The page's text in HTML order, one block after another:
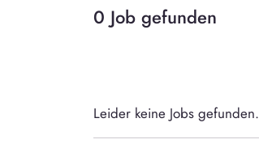
0 Job gefunden
Leider keine Jobs gefunden.